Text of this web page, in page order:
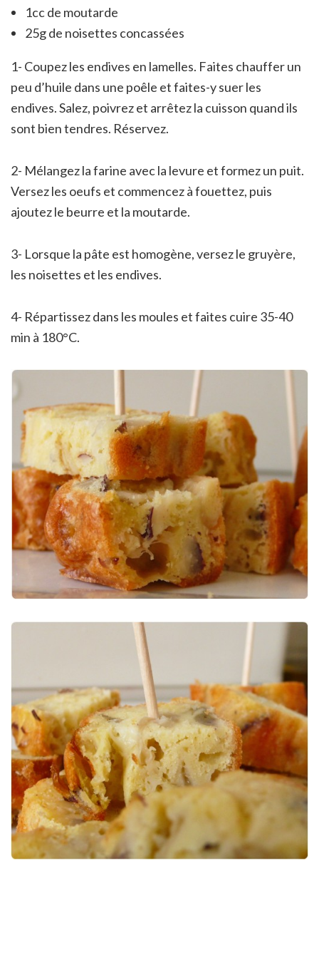
1cc de moutarde
25g de noisettes concassées
1- Coupez les endives en lamelles. Faites chauffer un
peu d’huile dans une poêle et faites-y suer les
endives. Salez, poivrez et arrêtez la cuisson quand ils
sont bien tendres. Réservez.
2- Mélangez la farine avec la levure et formez un puit.
Versez les oeufs et commencez à fouettez, puis
ajoutez le beurre et la moutarde.
3- Lorsque la pâte est homogène, versez le gruyère,
les noisettes et les endives.
4- Répartissez dans les moules et faites cuire 35-40
min à 180°C.